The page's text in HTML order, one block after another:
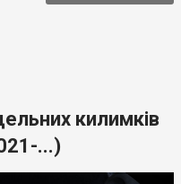
килимків
...)